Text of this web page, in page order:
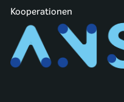
Kooperationen